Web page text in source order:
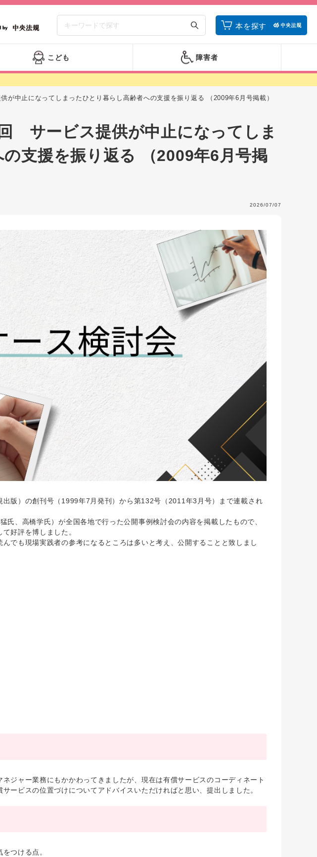
本を探す
こども 障害者
中止になってしまったひとり暮らし高齢者への支援を振り返る （2009年6月号掲載）
サービス提供が中止になってしま
支援を振り返る （2009年6月号掲
2026/07/07
版）の創刊号（1999年7月発刊）から第132号（2011年3月号）まで連載され
氏、高橋学氏）が全国各地で行った公開事例検討会の内容を掲載したもので、
好評を博しました。
でも現場実践者の参考になるところは多いと考え、公開することと致しまし
ジャー業務にもかかわってきましたが、現在は有償サービスのコーディネート
ービスの位置づけについてアドバイスいただければと思い、提出しました。
つける点。